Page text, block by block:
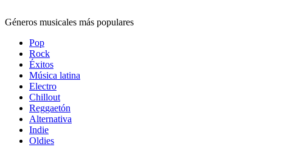
Géneros musicales más populares
Pop
Rock
Éxitos
Música latina
Electro
Chillout
Reggaetón
Alternativa
Indie
Oldies